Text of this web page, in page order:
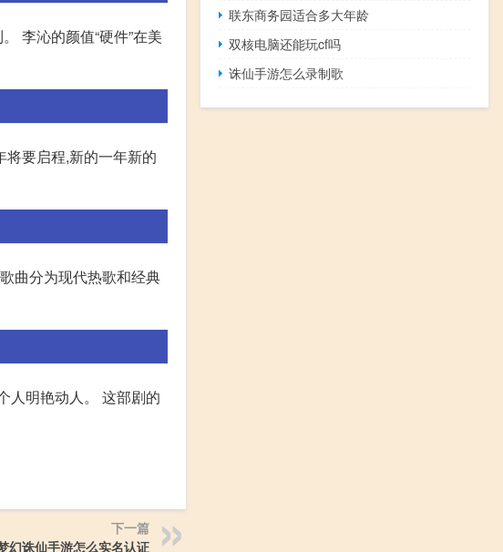
李沁的颜值“硬件”在美
要启程,新的一年新的
曲分为现代热歌和经典
人明艳动人。 这部剧的
下一篇
幻诛仙手游怎么实名认证
联东商务园适合多大年龄
双核电脑还能玩cf吗
诛仙手游怎么录制歌